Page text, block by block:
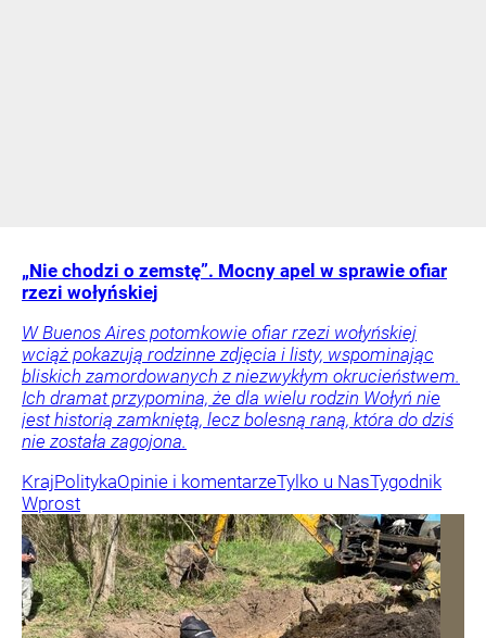
„Nie chodzi o zemstę”. Mocny apel w sprawie ofiar
rzezi wołyńskiej
W Buenos Aires potomkowie ofiar rzezi wołyńskiej
wciąż pokazują rodzinne zdjęcia i listy, wspominając
bliskich zamordowanych z niezwykłym okrucieństwem.
Ich dramat przypomina, że dla wielu rodzin Wołyń nie
jest historią zamkniętą, lecz bolesną raną, która do dziś
nie została zagojona.
KrajPolitykaOpinie i komentarzeTylko u NasTygodnik
Wprost